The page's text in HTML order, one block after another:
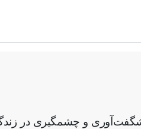
شگفت‌آوری و چشمگیری در